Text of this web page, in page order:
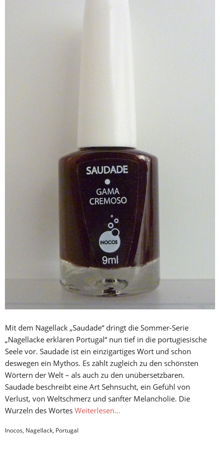
Mit dem Nagellack „Saudade“ dringt die Sommer-Serie
„Nagellacke erklären Portugal“ nun tief in die portugiesische
Seele vor. Saudade ist ein einzigartiges Wort und schon
deswegen ein Mythos. Es zählt zugleich zu den schönsten
Wörtern der Welt – als auch zu den unübersetzbaren.
Saudade beschreibt eine Art Sehnsucht, ein Gefühl von
Verlust, von Weltschmerz und sanfter Melancholie. Die
Wurzeln des Wortes Weiterlesen…
Inocos, Nagellack, Portugal